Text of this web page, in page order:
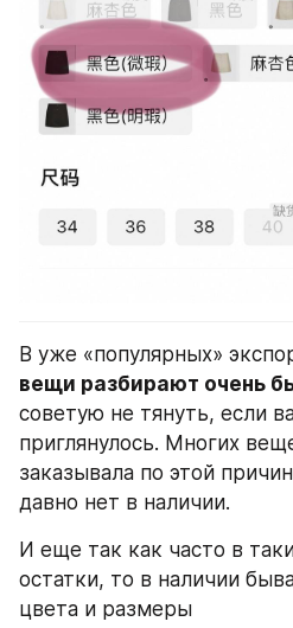
вещи разбирают очень
советую не тянуть, если
приглянулось. Многих
заказывала по этой
давно нет в наличии.
И еще так как часто в
остатки, то в наличии
цвета и размеры